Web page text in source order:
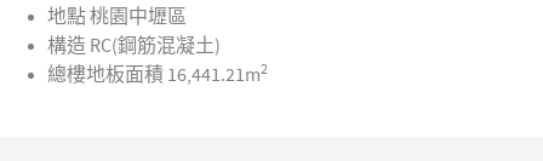
地點桃園中壢區
構造 RC(鋼筋混凝土)
總樓地板面積 16,441.21m2